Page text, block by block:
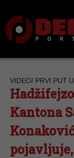
VIDEO/ PRVI PUT
Kantona
pojavljuje,